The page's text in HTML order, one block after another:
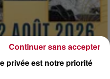
privée est notre priorité
Continuer sans accepter